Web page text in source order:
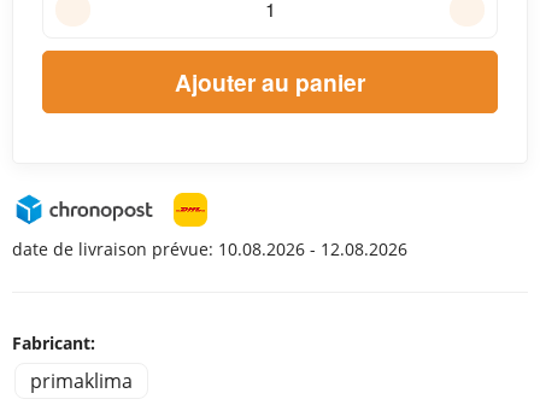
Ajouter au panier
date de livraison prévue: 10.08.2026 - 12.08.2026
Fabricant:
primaklima